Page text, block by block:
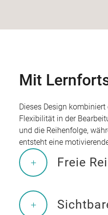
Mit
Dieses Design
Flexibilität in der
und die Reihenfolge,
entsteht eine
Freie